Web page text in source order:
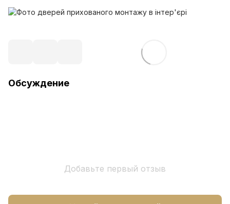
Обсуждение
Добавьте первый отзыв